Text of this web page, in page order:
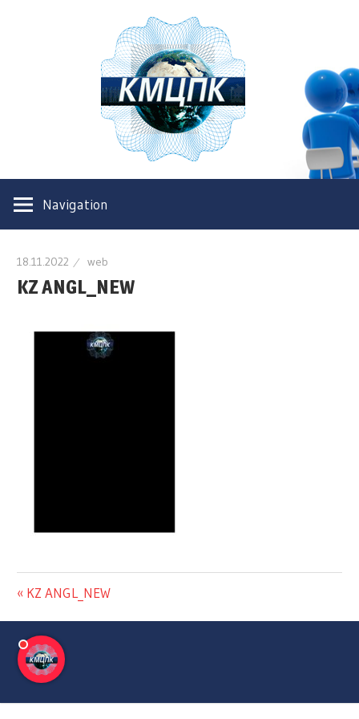
центр
центр
квалификации
Navigation
18.11.2022 web
KZ ANGL_NEW
KZ ANGL_NEW